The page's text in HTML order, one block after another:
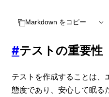
Markdown をコピー
#テストの重要性
テストを作成することは、
態度であり、安心して眠る